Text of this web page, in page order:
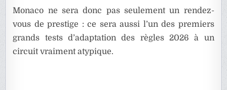
Monaco ne sera donc pas seulement un rendez-
vous de prestige : ce sera aussi l’un des premiers
grands tests d’adaptation des règles 2026 à un
circuit vraiment atypique.